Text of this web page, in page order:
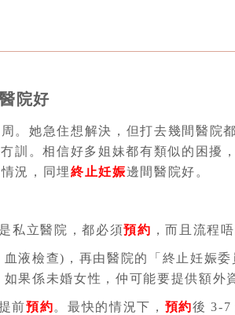
院好
。她急住想解決，但打去幾間醫院
訓。相信好多姐妹都有類似的困擾
情況，同埋終止妊娠邊間醫院好。
私立醫院，都必須預約 ，而且流程
液檢查)，再由醫院的「終止妊娠
果係未婚女性，仲可能要提供額外
前預約。最快的情況下， 預約後 3-7